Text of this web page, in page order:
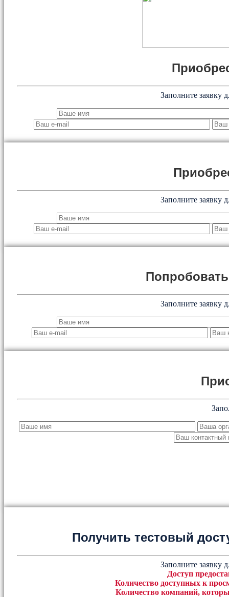
Заполните заявку
Заполните заявку
Заполните заявку
Получить тестовый
Заполните заявку
Доступ
Количество доступных к
Количество компаний,